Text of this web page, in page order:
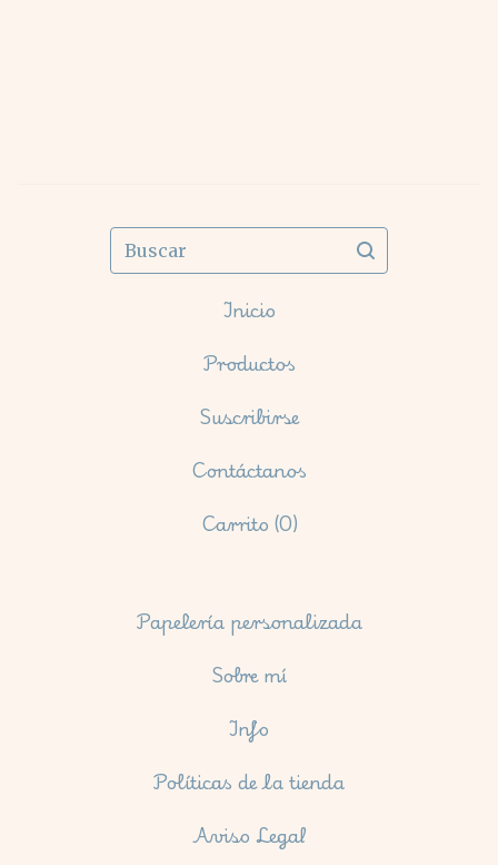
Buscar
Inicio
Productos
Suscribirse
Contáctanos
Carrito (0)
Papelería personalizada
Sobre mí
Info
Políticas de la tienda
Aviso Legal